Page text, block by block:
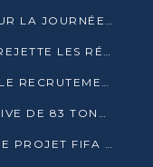
HENRI DJOMBO À L’HONNEUR POUR LA JOURNÉE MONDIALE DU THÉÂTRE
PRÉSIDENTIELLE : DESTIN GAVET REJETTE LES RÉSULTATS ET APPELLE À UN DIALOGUE NATIONAL
ENSEIGNEMENT : L’ENFICE LANCE LE RECRUTEMENT DE SA PREMIÈRE PROMOTION DE PROFESSEURS DES ÉCOLES
AGL MET SUR RAIL UNE LOCOMOTIVE DE 83 TONNES À POINTE-NOIRE
FOOTBALL : LE CONGO OBTIENT LE PROJET FIFA ARENA POUR SES 15 DÉPARTEMENTS